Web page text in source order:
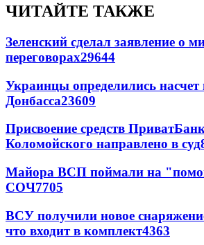
ЧИТАЙТЕ ТАКЖЕ
Зеленский сделал заявление о
переговорах29644
Украинцы определились насчет
Донбасса23609
Присвоение средств
Коломойского направлено в суд
Майора ВСП поймали на
СОЧ7705
ВСУ получили новое
что входит в комплект4363